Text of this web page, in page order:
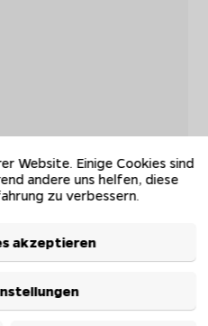
Website. Einige Cookies sind
andere uns helfen, diese
zu verbessern.
akzeptieren